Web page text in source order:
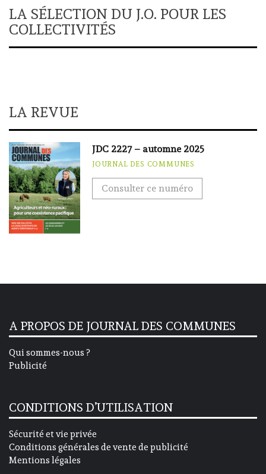
LA SÉLECTION DU J.O. POUR LES
COLLECTIVITÉS
LA REVUE
JDC 2227 – automne 2025
JOURNAL DES COMMUNES
Consulter ce numéro
A PROPOS DE JOURNAL DES COMMUNES
Qui sommes-nous ?
Publicité
CONDITIONS D’UTILISATION
Sécurité et vie privée
Conditions générales de vente de publicité
Mentions légales